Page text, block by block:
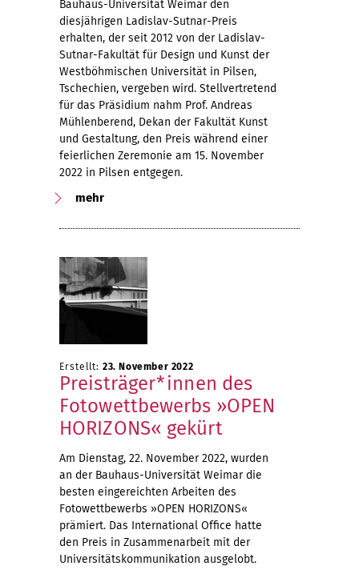
Bauhaus-Universität Weimar den
diesjährigen Ladislav-Sutnar-Preis
erhalten, der seit 2012 von der Ladislav-
Sutnar-Fakultät für Design und Kunst der
Westböhmischen Universität in Pilsen,
Tschechien, vergeben wird. Stellvertretend
für das Präsidium nahm Prof. Andreas
Mühlenberend, Dekan der Fakultät Kunst
und Gestaltung, den Preis während einer
feierlichen Zeremonie am 15. November
2022 in Pilsen entgegen.
mehr
Erstellt: 23. November 2022
Preisträger*innen des
Fotowettbewerbs »OPEN
HORIZONS« gekürt
Am Dienstag, 22. November 2022, wurden
an der Bauhaus-Universität Weimar die
besten eingereichten Arbeiten des
Fotowettbewerbs »OPEN HORIZONS«
prämiert. Das International Office hatte
den Preis in Zusammenarbeit mit der
Universitätskommunikation ausgelobt.